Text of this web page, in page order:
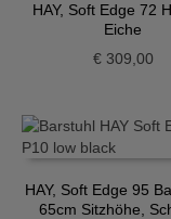
HAY, Soft Edge 72
Eiche
€309,00
HAY, Soft Edge 95
65cm Sitzhöhe,